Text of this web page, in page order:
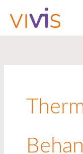
Inhalt